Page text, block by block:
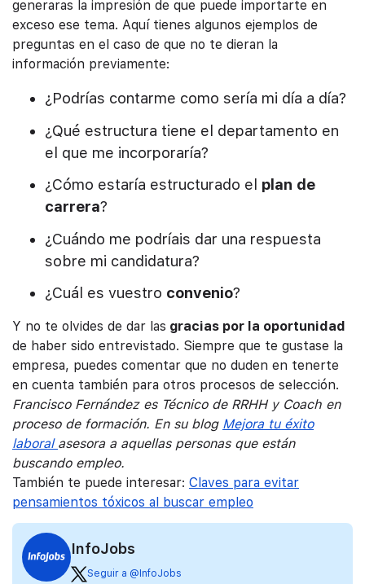
generaras la impresión de que puede importarte en
exceso ese tema. Aquí tienes algunos ejemplos de
preguntas en el caso de que no te dieran la
información previamente:
¿Podrías contarme como sería mi día a día?
¿Qué estructura tiene el departamento en
el que me incorporaría?
¿Cómo estaría estructurado el plan de
carrera?
¿Cuándo me podríais dar una respuesta
sobre mi candidatura?
¿Cuál es vuestro convenio?
Y no te olvides de dar las gracias por la oportunidad
de haber sido entrevistado. Siempre que te gustase la
empresa, puedes comentar que no duden en tenerte
en cuenta también para otros procesos de selección.
Francisco Fernández es Técnico de RRHH y Coach en
proceso de formación. En su blog Mejora tu éxito
laboral asesora a aquellas personas que están
buscando empleo.
También te puede interesar: Claves para evitar
pensamientos tóxicos al buscar empleo
InfoJobs
Seguir a @InfoJobs